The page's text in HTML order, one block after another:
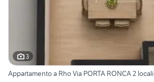
3
Appartamento a Rho Via PORTA RONCA 2 locali